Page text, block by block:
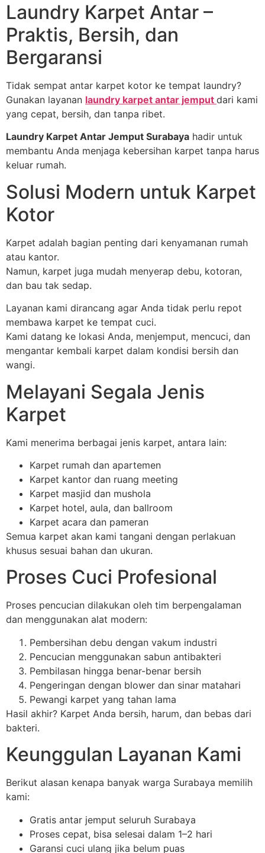
Laundry Karpet Antar –
Praktis, Bersih, dan
Bergaransi
Tidak sempat antar karpet kotor ke tempat laundry?
Gunakan layanan laundry karpet antar jemput dari kami
yang cepat, bersih, dan tanpa ribet.
Laundry Karpet Antar Jemput Surabaya hadir untuk
membantu Anda menjaga kebersihan karpet tanpa harus
keluar rumah.
Solusi Modern untuk Karpet
Kotor
Karpet adalah bagian penting dari kenyamanan rumah
atau kantor.
Namun, karpet juga mudah menyerap debu, kotoran,
dan bau tak sedap.
Layanan kami dirancang agar Anda tidak perlu repot
membawa karpet ke tempat cuci.
Kami datang ke lokasi Anda, menjemput, mencuci, dan
mengantar kembali karpet dalam kondisi bersih dan
wangi.
Melayani Segala Jenis
Karpet
Kami menerima berbagai jenis karpet, antara lain:
Karpet rumah dan apartemen
Karpet kantor dan ruang meeting
Karpet masjid dan mushola
Karpet hotel, aula, dan ballroom
Karpet acara dan pameran
Semua karpet akan kami tangani dengan perlakuan
khusus sesuai bahan dan ukuran.
Proses Cuci Profesional
Proses pencucian dilakukan oleh tim berpengalaman
dan menggunakan alat modern:
Pembersihan debu dengan vakum industri
Pencucian menggunakan sabun antibakteri
Pembilasan hingga benar-benar bersih
Pengeringan dengan blower dan sinar matahari
Pewangi karpet yang tahan lama
Hasil akhir? Karpet Anda bersih, harum, dan bebas dari
bakteri.
Keunggulan Layanan Kami
Berikut alasan kenapa banyak warga Surabaya memilih
kami:
Gratis antar jemput seluruh Surabaya
Proses cepat, bisa selesai dalam 1–2 hari
Garansi cuci ulang jika belum puas